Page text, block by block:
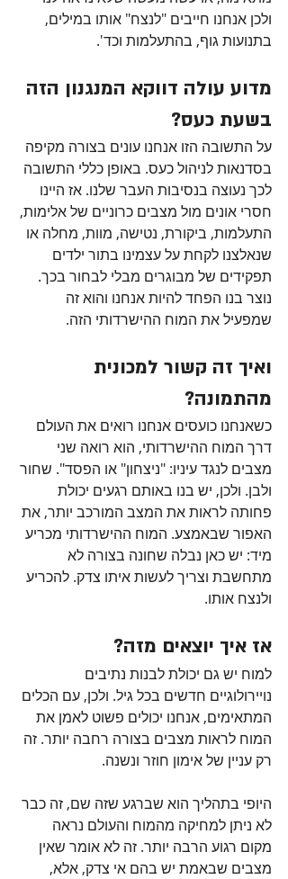
ולכן אנחנו חייבים "לנצח" אותו במילים,
בתנועות גוף, בהתעלמות וכד'.
מדוע עולה דווקא המנגנון הזה
בשעת כעס?
על התשובה הזו אנחנו עונים בצורה מקיפה
בסדנאות לניהול כעס. באופן כללי התשובה
לכך נעוצה בנסיבות העבר שלנו. אז היינו
חסרי אונים מול מצבים כרוניים של אלימות,
התעלמות, ביקורת, נטישה, מוות, מחלה או
שנאלצנו לקחת על עצמינו בתור ילדים
תפקידים של מבוגרים מבלי לבחור בכך.
נוצר בנו הפחד להיות אנחנו והוא זה
שמפעיל את המוח ההישרדותי הזה.
ואיך זה קשור למכונית
מהתמונה?
כשאנחנו כועסים אנחנו רואים את העולם
דרך המוח ההישרדותי, הוא רואה שני
מצבים לנגד עיניו: "ניצחון" או הפסד". שחור
ולבן. ולכן, יש בנו באותם רגעים יכולת
פחותה לראות את המצב המורכב יותר, את
האפור שבאמצע. המוח ההישרדותי מכריע
מיד: יש כאן נבלה שחונה בצורה לא
מתחשבת וצריך לעשות איתו צדק. להכריע
ולנצח אותו.
אז איך יוצאים מזה?
למוח יש גם יכולת לבנות נתיבים
נויירולוגיים חדשים בכל גיל. ולכן, עם הכלים
המתאימים, אנחנו יכולים פשוט לאמן את
המוח לראות מצבים בצורה רחבה יותר. זה
רק עניין של אימון חוזר ונשנה.
היופי בתהליך הוא שברגע שזה שם, זה כבר
לא ניתן למחיקה מהמוח והעולם נראה
מקום רגוע הרבה יותר. זה לא אומר שאין
מצבים שבאמת יש בהם אי צדק, אלא,